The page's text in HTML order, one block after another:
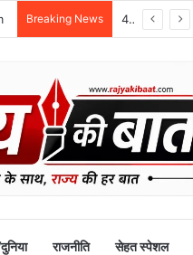
Breaking News 48 वर्षीय क्षेत्र पंचायत सदस्य का खीरगंगा किनारे शव मिला
राजनीति सेहत स्पेशल